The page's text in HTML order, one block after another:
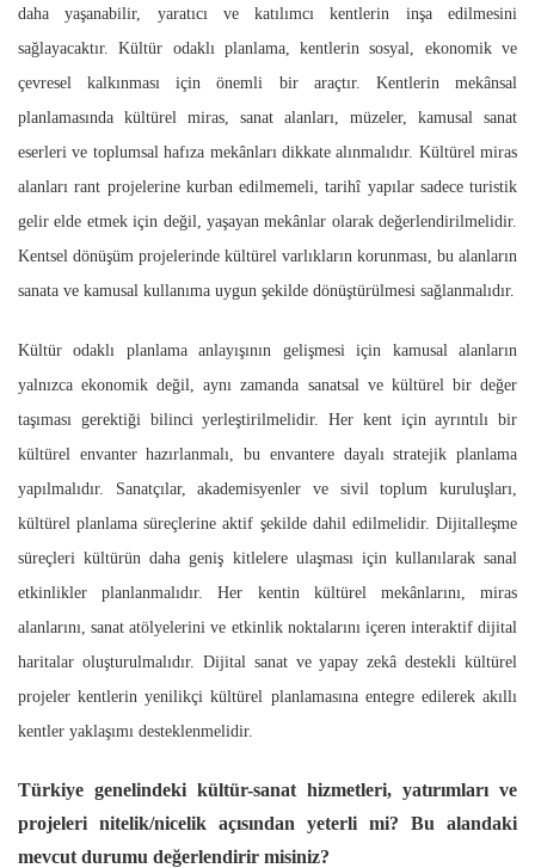
daha yaşanabilir, yaratıcı ve katılımcı kentlerin inşa edilmesini
sağlayacaktır. Kültür odaklı planlama, kentlerin sosyal, ekonomik ve
çevresel kalkınması için önemli bir araçtır. Kentlerin mekânsal
planlamasında kültürel miras, sanat alanları, müzeler, kamusal sanat
eserleri ve toplumsal hafıza mekânları dikkate alınmalıdır. Kültürel miras
alanları rant projelerine kurban edilmemeli, tarihî yapılar sadece turistik
gelir elde etmek için değil, yaşayan mekânlar olarak değerlendirilmelidir.
Kentsel dönüşüm projelerinde kültürel varlıkların korunması, bu alanların
sanata ve kamusal kullanıma uygun şekilde dönüştürülmesi sağlanmalıdır.
Kültür odaklı planlama anlayışının gelişmesi için kamusal alanların
yalnızca ekonomik değil, aynı zamanda sanatsal ve kültürel bir değer
taşıması gerektiği bilinci yerleştirilmelidir. Her kent için ayrıntılı bir
kültürel envanter hazırlanmalı, bu envantere dayalı stratejik planlama
yapılmalıdır. Sanatçılar, akademisyenler ve sivil toplum kuruluşları,
kültürel planlama süreçlerine aktif şekilde dahil edilmelidir. Dijitalleşme
süreçleri kültürün daha geniş kitlelere ulaşması için kullanılarak sanal
etkinlikler planlanmalıdır. Her kentin kültürel mekânlarını, miras
alanlarını, sanat atölyelerini ve etkinlik noktalarını içeren interaktif dijital
haritalar oluşturulmalıdır. Dijital sanat ve yapay zekâ destekli kültürel
projeler kentlerin yenilikçi kültürel planlamasına entegre edilerek akıllı
kentler yaklaşımı desteklenmelidir.
Türkiye genelindeki kültür-sanat hizmetleri, yatırımları ve
projeleri nitelik/nicelik açısından yeterli mi? Bu alandaki
mevcut durumu değerlendirir misiniz?